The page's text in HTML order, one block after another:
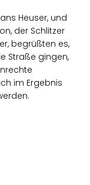
Heuser, und
der Schlitzer
begrüßten es,
Straße gingen,
im Ergebnis